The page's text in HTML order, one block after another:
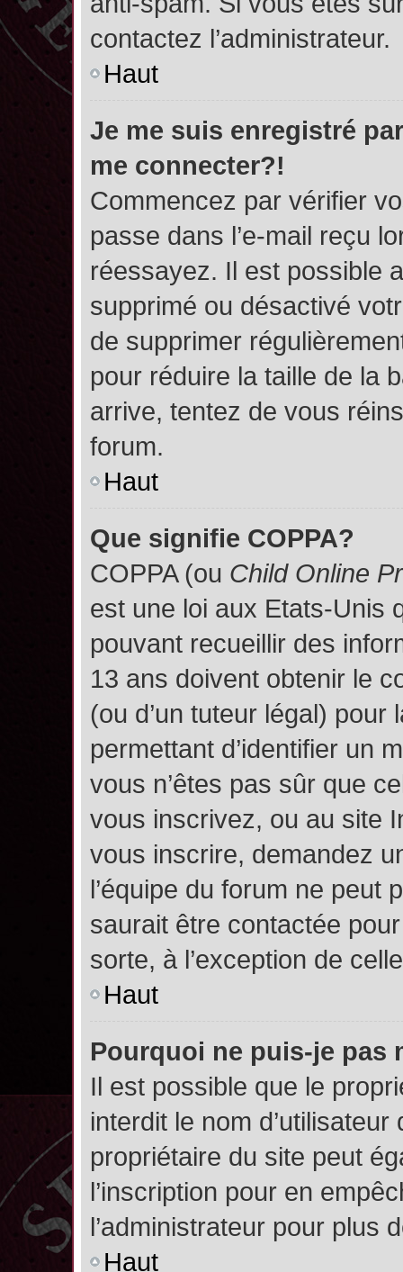
contactez l’administrateur.
Haut
Je me suis enregistré
me connecter?!
Commencez par vérifier
passe dans l’e-mail reçu
réessayez. Il est possible
supprimé ou désactivé
de supprimer
pour réduire la taille de la
arrive, tentez de vous
forum.
Haut
Que signifie COPPA?
COPPA (ou Child Online
est une loi aux Etats-Unis
pouvant recueillir des
13 ans doivent obtenir le
(ou d’un tuteur légal)
permettant d’identifier un
vous n’êtes pas sûr que
vous inscrivez, ou au site
vous inscrire, demandez
l’équipe du forum ne peut
saurait être contactée
sorte, à l’exception de
Haut
Pourquoi ne puis-je pas
Il est possible que le
interdit le nom
propriétaire du site peut
l’inscription pour en
l’administrateur pour plus
Haut